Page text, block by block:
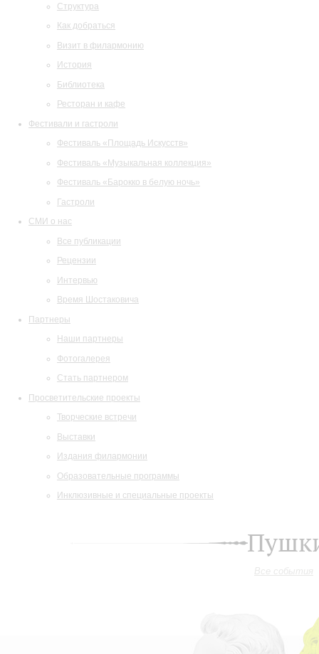
Структура
Как добраться
Визит в филармонию
История
Библиотека
Ресторан и кафе
Фестивали и гастроли
Фестиваль «Площадь Искусств»
Фестиваль «Музыкальная коллекция»
Фестиваль «Барокко в белую ночь»
Гастроли
СМИ о нас
Все публикации
Рецензии
Интервью
Время Шостаковича
Партнеры
Наши партнеры
Фотогалерея
Стать партнером
Просветительские проекты
Творческие встречи
Выставки
Издания филармонии
Образовательные программы
Инклюзивные и специальные проекты
Все события